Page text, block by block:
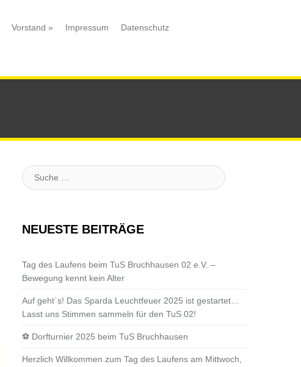
Vorstand » Impressum Datenschutz
Suche
:
NEUESTE BEITRÄGE
Tag des Laufens beim TuS Bruchhausen 02 e.V. –
Bewegung kennt kein Alter
Auf geht`s! Das Sparda Leuchtfeuer 2025 ist gestartet…
Lasst uns Stimmen sammeln für den TuS 02!
⚽ Dorfturnier 2025 beim TuS Bruchhausen
Herzlich Willkommen zum Tag des Laufens am Mittwoch,